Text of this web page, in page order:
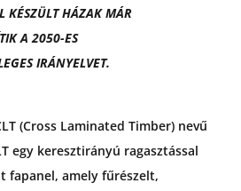
KÉSZÜLT HÁZAK MÁR
A 2050-ES
IRÁNYELVET.
(Cross Laminated Timber) nevű
egy keresztirányú ragasztással
fapanel, amely fűrészelt,